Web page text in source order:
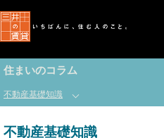
住まいのコラム
不動産基礎知識
不動産基礎知識